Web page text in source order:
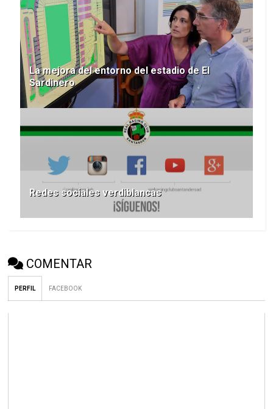
La mejora del entorno del estadio de El
Sardinero
Redes sociales verdiblancas
COMENTAR
PERFIL FACEBOOK